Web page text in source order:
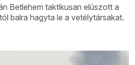
Betlehem taktikusan elúszott a
balra hagyta le a vetélytársakat.